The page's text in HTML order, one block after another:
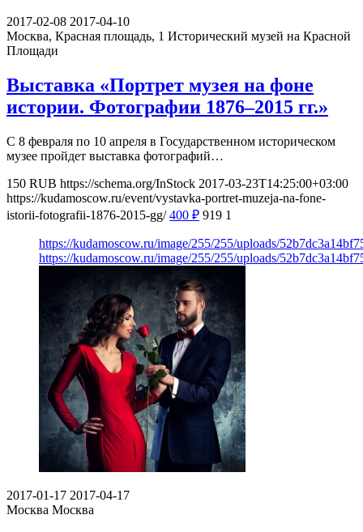
2017-02-08 2017-04-10
Москва, Красная площадь, 1 Исторический музей на Красной
Площади
Выставка «Портрет музея на фоне
истории. Фотографии 1876–2015 гг.»
С 8 февраля по 10 апреля в Государственном историческом
музее пройдет выставка фотографий…
150 RUB https://schema.org/InStock 2017-03-23T14:25:00+03:00
https://kudamoscow.ru/event/vystavka-portret-muzeja-na-fone-
istorii-fotografii-1876-2015-gg/ 400 ₽ 919 1
https://kudamoscow.ru/image/255/255/uploads/
https://kudamoscow.ru/image/255/255/uploads/
2017-01-17 2017-04-17
Москва Москва